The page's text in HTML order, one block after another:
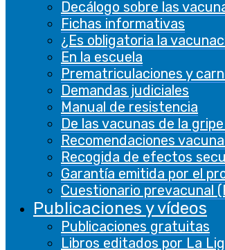
Decálogo sobre las
Fichas informativas
¿Es obligatoria la
En la escuela
Prematriculaciones y
Demandas judiciales
Manual de resistencia
De las vacunas de la
Recomendaciones
Recogida de efectos
Garantía emitida por el
Cuestionario prevacunal
Publicaciones y vídeos
Publicaciones gratuitas
Libros editados por La